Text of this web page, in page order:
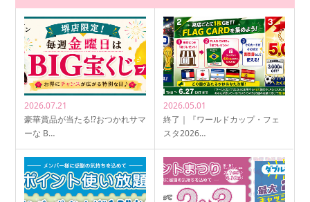
2026.07.21
豪華賞品が当たる!?おつかれサマ
ーな B…
2026.05.01
終了｜『ワールドカップ・フェ
スタ2026…